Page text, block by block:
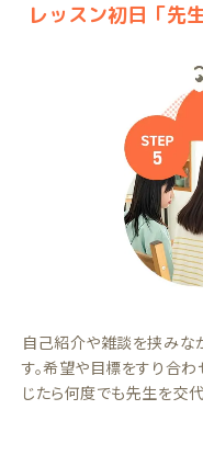
レッスン初日「先
自己紹介や雑談を挟みな
す。希望や目標をすり合
じたら何度でも先生を交代